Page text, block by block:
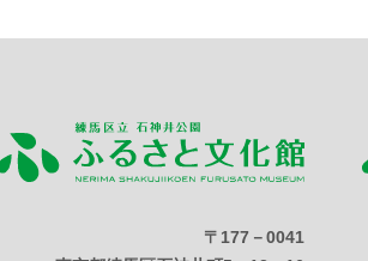
〒177－0041